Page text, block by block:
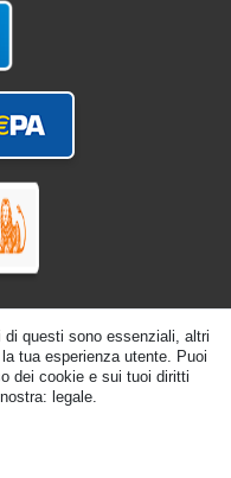
di questi sono essenziali, altri
tua esperienza utente. Puoi
dei cookie e sui tuoi diritti
legale.
vedi dettaglio articolo | *Si